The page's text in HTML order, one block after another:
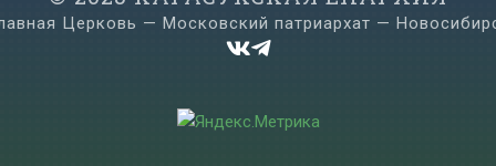
Церковь — Московский патриархат —
